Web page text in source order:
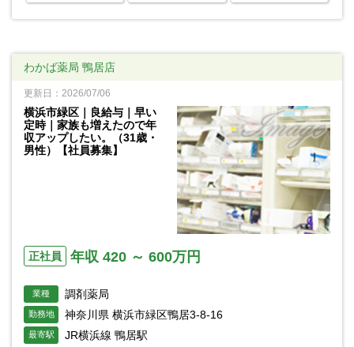
わかば薬局 鴨居店
更新日：2026/07/06
横浜市緑区｜良給与｜早い
定時｜家族も増えたので年
収アップしたい。（31歳・
男性）【社員募集】
正社員 年収 420 ～ 600万円
業種 調剤薬局
勤務地 神奈川県 横浜市緑区鴨居3-8-16
最寄駅 JR横浜線 鴨居駅